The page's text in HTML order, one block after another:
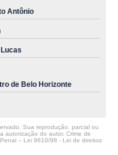
Antônio
de Belo Horizonte
Sua reprodução, parcial ou
autorização do autor. Crime de
– Lei 9610/98 - Lei de direitos